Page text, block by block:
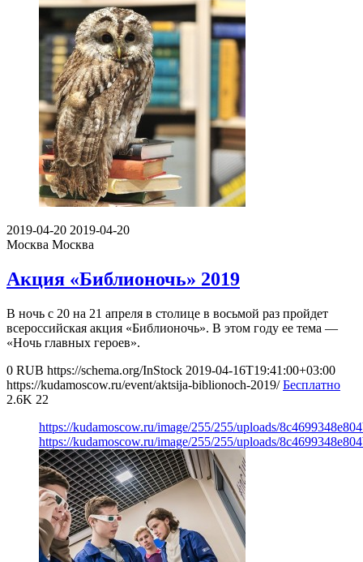
2019-04-20 2019-04-20
Москва Москва
Акция «Библионочь» 2019
В ночь с 20 на 21 апреля в столице в восьмой раз пройдет
всероссийская акция «Библионочь». В этом году ее тема —
«Ночь главных героев».
0 RUB https://schema.org/InStock 2019-04-16T19:41:00+03:00
https://kudamoscow.ru/event/aktsija-biblionoch-2019/ Бесплатно
2.6K 22
https://kudamoscow.ru/image/255/255/uploads/
https://kudamoscow.ru/image/255/255/uploads/